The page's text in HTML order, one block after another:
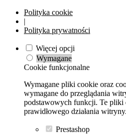
Polityka cookie
|
Polityka prywatności
Więcej opcji
Wymagane
Cookie funkcjonalne
Wymagane pliki cookie oraz
wymagane do przeglądania
podstawowych funkcji. Te pliki
prawidłowego działania witryny.
Prestashop